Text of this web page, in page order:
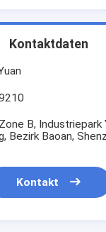
Kontaktdaten
B, Industriepark
Bezirk Baoan,
Kontakt